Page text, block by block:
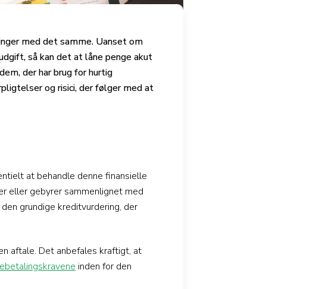
med det samme. Uanset om
så kan det at låne penge akut
der har brug for hurtig
og risici, der følger med at
at behandle denne finansielle
eller gebyrer sammenlignet med
grundige kreditvurdering, der
aftale. Det anbefales kraftigt, at
inden for den